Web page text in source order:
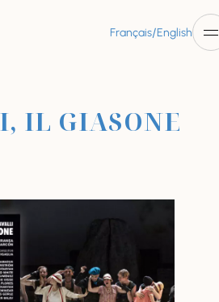
Français/English
IL GIASONE